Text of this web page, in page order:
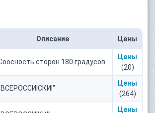
Описание Цены
сторон 180 градусов
Цены
(20)
Цены
(264)
Цены